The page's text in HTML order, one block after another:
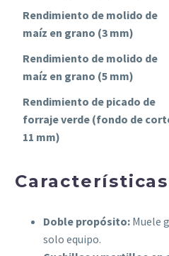
Rendimiento de molido de
maíz en grano (3 mm)
Rendimiento de molido de
maíz en grano (5 mm)
Rendimiento de picado de
forraje verde (fondo de
11 mm)
Doble propósito: Muele
solo equipo.